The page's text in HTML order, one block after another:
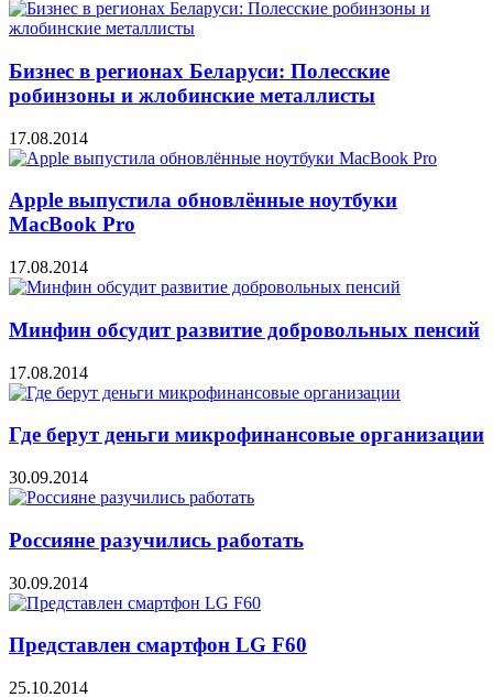
Бизнес в регионах Беларуси: Полесские
робинзоны и жлобинские металлисты
17.08.2014
Apple выпустила обновлённые ноутбуки
MacBook Pro
17.08.2014
Минфин обсудит развитие добровольных пенсий
17.08.2014
Где берут деньги микрофинансовые организации
30.09.2014
Россияне разучились работать
30.09.2014
Представлен смартфон LG F60
25.10.2014